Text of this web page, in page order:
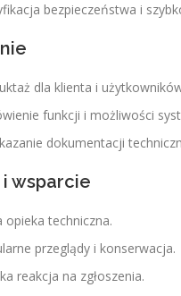
bezpieczeństwa i
dla klienta i
funkcji i możliwości
dokumentacji
i wsparcie
opieka techniczna.
przeglądy i konserwacja.
reakcja na zgłoszenia.